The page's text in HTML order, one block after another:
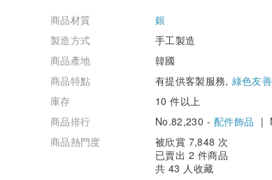
商品材質
銀
製造方式
手工製造
商品產地
韓國
商品特點
有提供客製服務, 綠色友善
庫存
10 件以上
商品排行
No.82,230 - 配件飾品 |
商品熱門度
被欣賞 7,848 次
已賣出 2 件商品
共 43 人收藏